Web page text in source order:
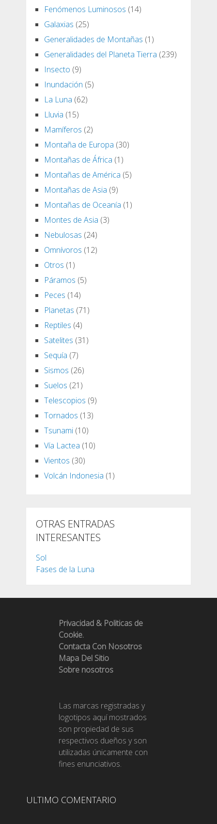
Fenómenos Luminosos (14)
Galaxias (25)
Generalidades de Montañas (1)
Generalidades del Planeta Tierra (239)
Insecto (9)
Inundación (5)
La Luna (62)
Lluvia (15)
Mamíferos (2)
Montaña de Europa (30)
Montañas de África (1)
Montañas de América (5)
Montañas de Asia (9)
Montañas de Oceanía (1)
Montes de Asia (3)
Nebulosas (24)
Omnívoros (12)
Otros (1)
Páramos (5)
Peces (14)
Planetas (71)
Reptiles (4)
Satelites (31)
Sequía (7)
Sismos (26)
Suelos (21)
Telescopios (9)
Tornados (13)
Tsunami(10)
Vía Lactea (10)
Vientos (30)
Volcán Indonesia (1)
OTRAS ENTRADAS
INTERESANTES
Sol
Fases de la Luna
Privacidad & Politicas de
Cookie.
Contacta Con Nosotros
Mapa Del Sitio
Sobre nosotros
Las marcas registradas y
logotipos aquí mostrados
son propiedad de sus
respectivos dueños y son
utilizadas únicamente con
fines enunciativos.
ULTIMO COMENTARIO